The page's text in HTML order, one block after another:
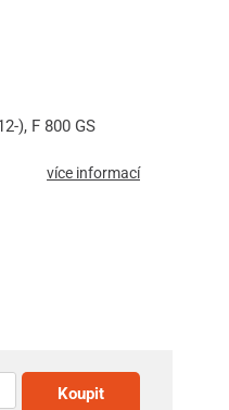
), F 800 GS
více informací
Koupit